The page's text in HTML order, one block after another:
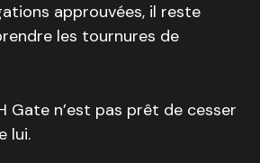
approuvées, il reste
les tournures de
Gate n’est pas prêt de cesser
lui.